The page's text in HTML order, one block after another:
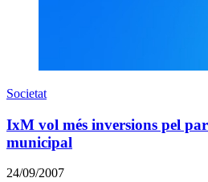
Societat
IxM vol més inversions pel
municipal
24/09/2007